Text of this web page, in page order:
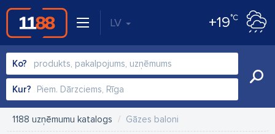
LV +19°C
Ko?
Kur?
1188 uzņēmumu katalogs Gāzes baloni